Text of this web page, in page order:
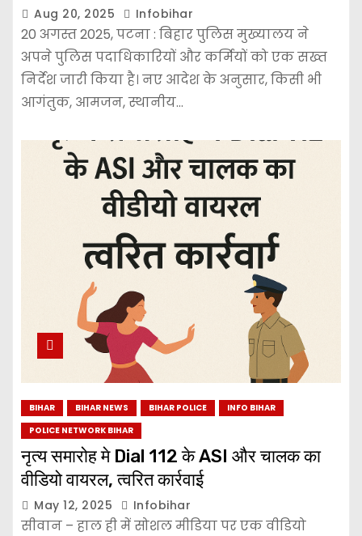
Aug 20, 2025 Infobihar
20 अगस्त 2025, पटना : बिहार पुलिस मुख्यालय ने
अपने पुलिस पदाधिकारियों और कर्मियों को एक सख्त
निर्देश जारी किया है। नए आदेश के अनुसार, किसी भी
आगंतुक, आमजन, स्थानीय…
BIHAR BIHAR NEWS BIHAR POLICE
INFO BIHAR
POLICE NETWORK BIHAR
नृत्य समारोह मे Dial 112 के ASI और चालक का
वीडियो वायरल, त्वरित कार्रवाई
May 12, 2025 Infobihar
सीवान – हाल ही में सोशल मीडिया पर एक वीडियो